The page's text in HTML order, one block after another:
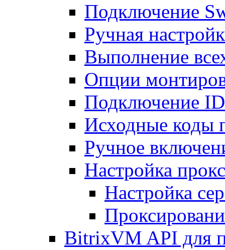
Подключение
Ручная
Выполнение
Опции
Подключение
Исходные коды
Ручное
Настройка
Настройка
BitrixVM API для